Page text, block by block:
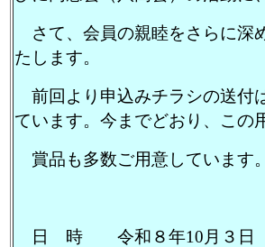
さて、会員の親睦をさらに深
たします。
前回より申込みチラシの送付
ています。今までどおり、この
賞品も多数ご用意しています
日 時 令和８年10 月３日